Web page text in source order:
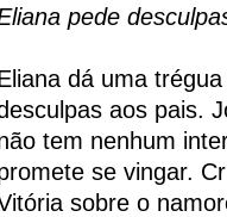
pede
dá uma
aos pais.
tem nenhum
se vingar.
sobre o